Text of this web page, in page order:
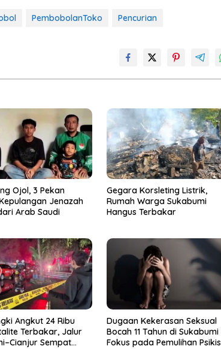
PembobolanToko Pencurian
Ojol, 3 Pekan
Jenazah
Arab Saudi
Gegara Korsleting Listrik,
Rumah Warga Sukabumi
Hangus Terbakar
Angkut 24 Ribu
Terbakar, Jalur
Sempat
Dugaan Kekerasan Seksual
Bocah 11 Tahun di Sukabumi
Fokus pada Pemulihan Psikis